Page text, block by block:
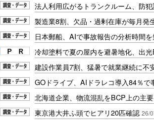
法人利用広がるトランクルーム、防
製造業8割、欠品・過剰在庫が毎月発
日本郵船、AIで事故報告の分析時間
冷却塗料で夏の屋内を避暑地化、出
建設作業員7割、猛暑で就業継続に不
GOドライブ、AIドラレコ導入84％で
北海道企業、物流混乱をBCP上の主
東京港大井ふ頭でヒアリ20匹確認 26/